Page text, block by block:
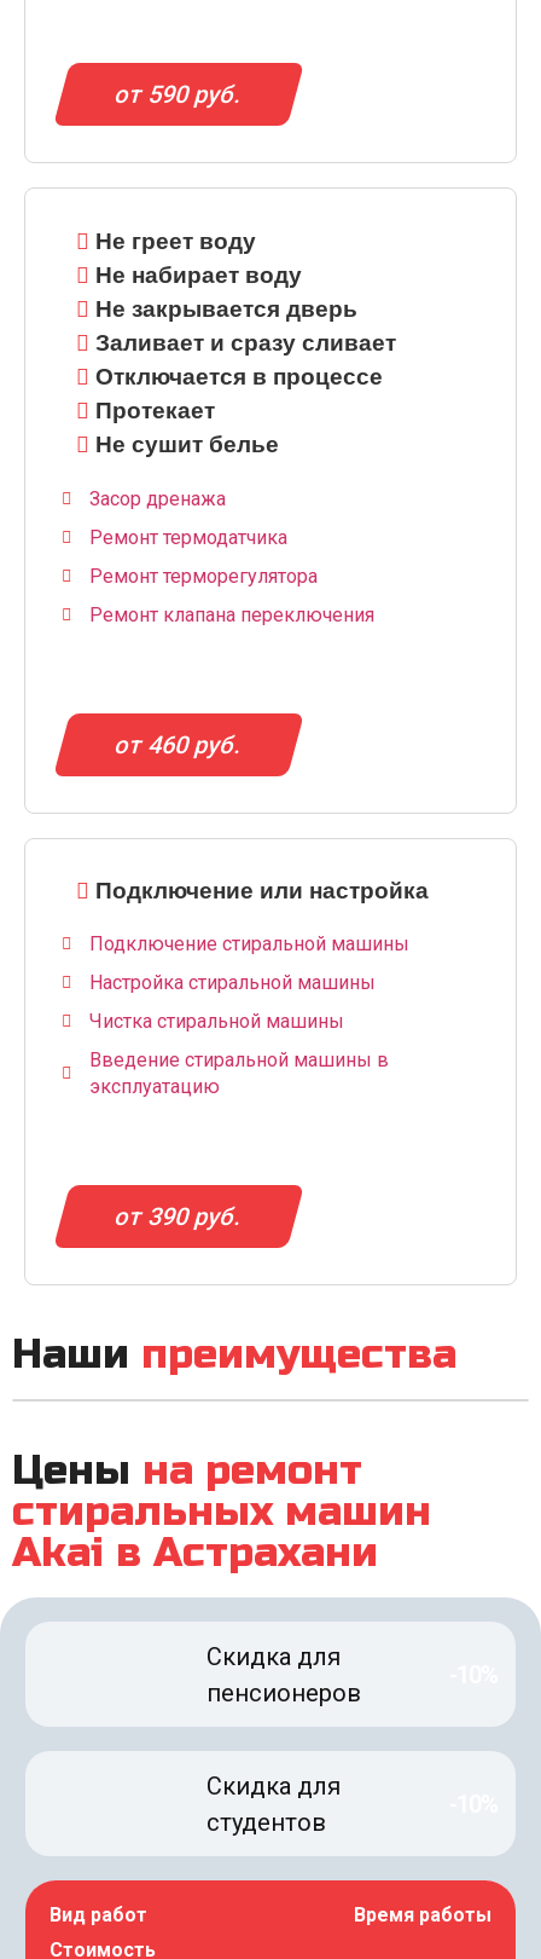
от 590 руб.
Не греет воду
Не набирает воду
Не закрывается дверь
Заливает и сразу сливает
Отключается в процессе
Протекает
Не сушит белье
Засор дренажа
Ремонт термодатчика
Ремонт терморегулятора
Ремонт клапана переключения
от 460 руб.
Подключение или настройка
Подключение стиральной машины
Настройка стиральной машины
Чистка стиральной машины
Введение стиральной машины в
эксплуатацию
от 390 руб.
Наши преимущества
Цены на ремонт
стиральных машин
Akai в Астрахани
Скидка для
пенсионеров
Скидка для
студентов
Вид работ
Стоимость
Время работы